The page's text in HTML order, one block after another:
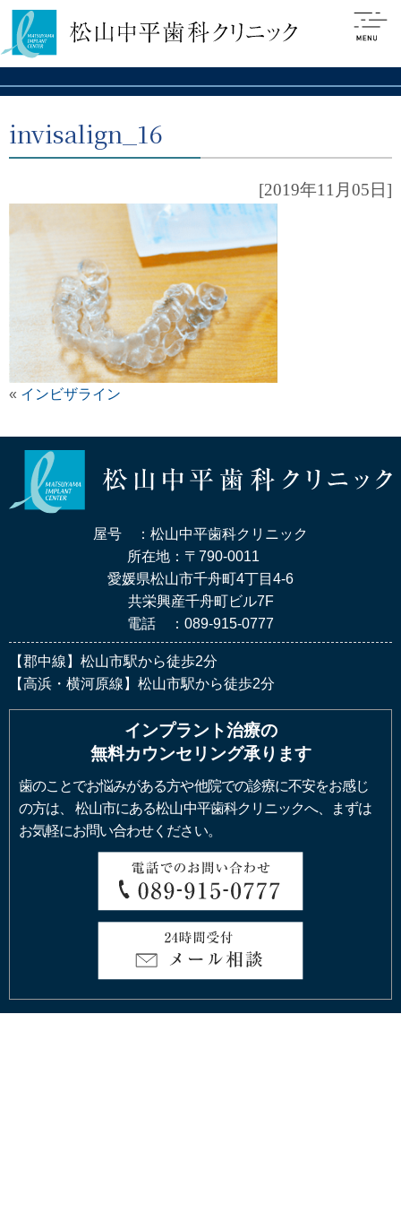
invisalign_16
[2019年11月05日]
« インビザライン
屋号 ：松山中平歯科クリニック
所在地：〒790-0011
愛媛県松山市千舟町4丁目4-6
共栄興産千舟町ビル7F
電話 ：089-915-0777
【郡中線】松山市駅から徒歩2分
【高浜・横河原線】松山市駅から徒歩2分
インプラント治療の
無料カウンセリング承ります
歯のことでお悩みがある方や他院での診療に不安をお感じ
の方は、
松山市にある松山中平歯科クリニックへ、まずは
お気軽にお問い合わせください。